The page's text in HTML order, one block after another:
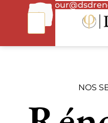
01
87
65
49
NOS